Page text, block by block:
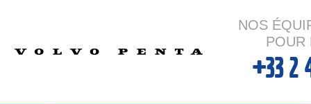
NOS
POUR
+33 2